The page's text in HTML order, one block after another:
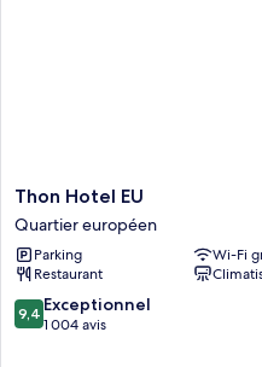
Thon
Hotel
EU
Quartier
européen
Thon Hotel EU
Quartier européen
Parking
Wi-Fi
Restaurant
9.4
sur
9,4 Exceptionnel
1 004 avis